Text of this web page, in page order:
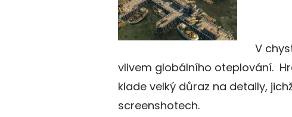
V
vlivem globálního oteplování.
klade velký důraz na detaily,
screenshotech.